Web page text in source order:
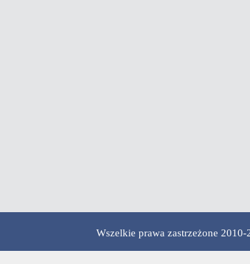
Wszelkie prawa zastrzeżone